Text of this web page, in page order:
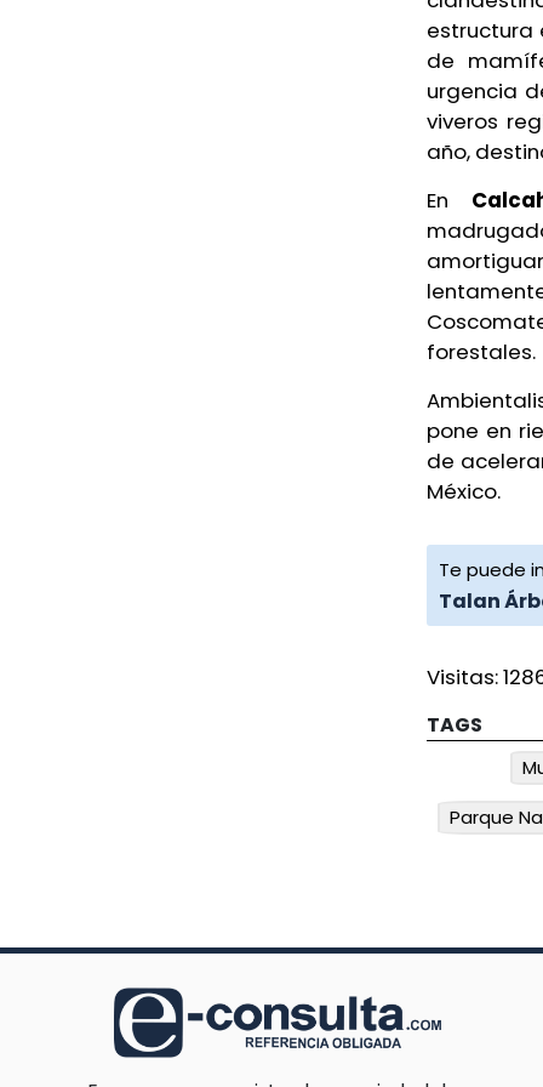
estructura
de
urgencia
viveros
año,
En
forestales.
pone en
de
México.
Te puede
Talan
Visitas:
TAGS
Parque